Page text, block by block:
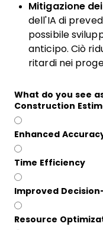
Mitigazione
dell'IA di
possibile
anticipo. Ciò
ritardi nei
What do you see
Construction
Enhanced
Time Efficiency
Improved
Resource